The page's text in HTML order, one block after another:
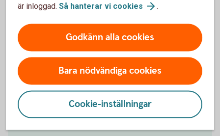
Handla aktier som kund
Jag är kund och vill handla medaktier
Bli kund och handla med aktier
är inloggad. Så hanterar vi cookies .
Godkänn alla cookies
Bara nödvändiga cookies
Cookie-inställningar